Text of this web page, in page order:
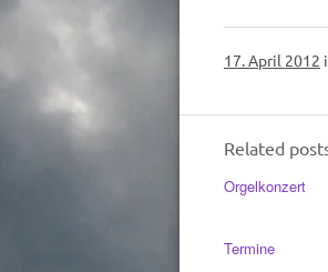
17. April 2012
Related
Orgelkonzert
Termine